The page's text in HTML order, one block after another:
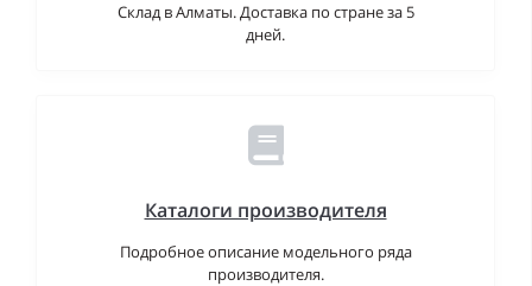
Склад в Алматы. Доставка по стране за 5
дней.
Каталоги производителя
Подробное описание модельного ряда
производителя.